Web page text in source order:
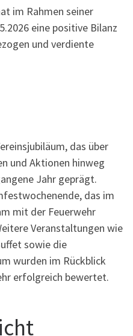
im Rahmen seiner
eine positive Bilanz
und verdiente
das über
und Aktionen hinweg
Jahr geprägt.
das im
mit der Feuerwehr
Veranstaltungen wie
sowie die
wurden im Rückblick
erfolgreich bewertet.